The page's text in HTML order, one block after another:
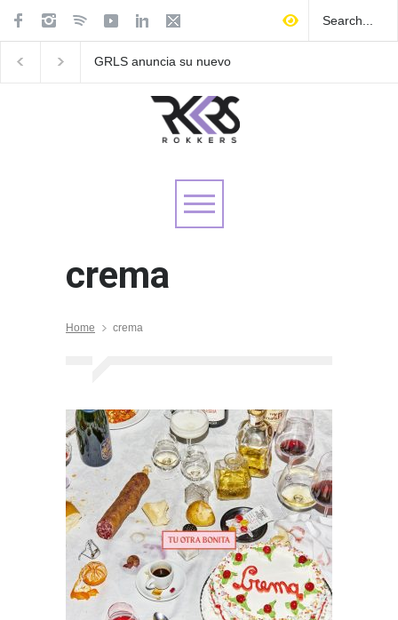
GRLS anuncia su nuevo
crema
Home crema